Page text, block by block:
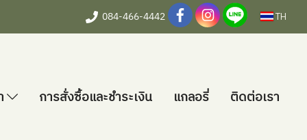
084-466-4442 TH
การสั่งซื้อและชำระเงิน แกลอรี่ ติดต่อเรา